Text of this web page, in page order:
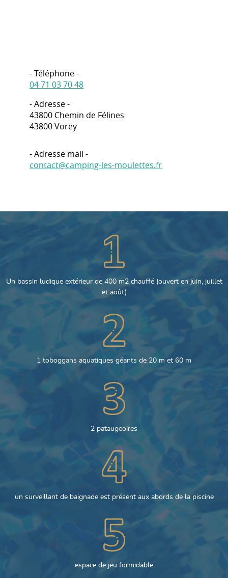
Un bassin ludique extérieur de 400 m2 chauffé (ouvert en juin, juillet
et août)
1 toboggans aquatiques géants de 20 m et 60 m
2 pataugeoires
un surveillant de baignade est présent aux abords de la piscine
espace de jeu formidable
- Téléphone -
04 71 03 70 48
- Adresse -
43800 Chemin de Félines
43800 Vorey
- Adresse mail -
contact@camping-les-moulettes.fr